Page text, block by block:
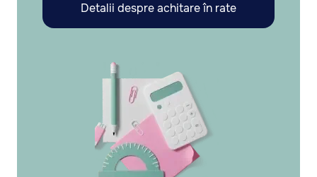
Detalii despre achitare în rate